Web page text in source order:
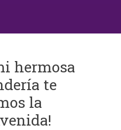
hermosa
te
la